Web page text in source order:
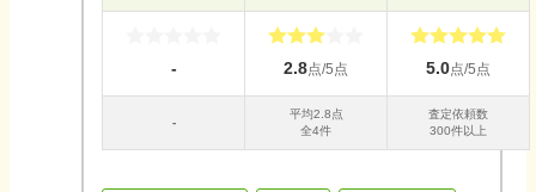
- 2.8点/5点 5.0点/5点
-
平均2.8点
全4件
査定依頼数
300件以上